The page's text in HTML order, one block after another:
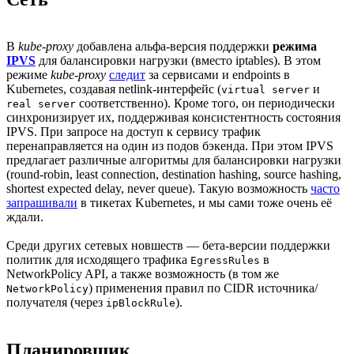
В kube-proxy добавлена альфа-версия поддержки режима
IPVS для балансировки нагрузки (вместо iptables). В этом
режиме kube-proxy следит за сервисами и endpoints в
Kubernetes, создавая netlink-интерфейс (virtual server и
real server соответственно). Кроме того, он периодически
синхронизирует их, поддерживая консистентность состояния
IPVS. При запросе на доступ к сервису трафик
перенаправляется на один из подов бэкенда. При этом IPVS
предлагает различные алгоритмы для балансировки нагрузки
(round-robin, least connection, destination hashing, source hashing,
shortest expected delay, never queue). Такую возможность часто
запрашивали в тикетах Kubernetes, и мы сами тоже очень её
ждали.
Среди других сетевых новшеств — бета-версии поддержки
политик для исходящего трафика EgressRules в
NetworkPolicy API, а также возможность (в том же
NetworkPolicy) применения правил по CIDR источника/
получателя (через ipBlockRule).